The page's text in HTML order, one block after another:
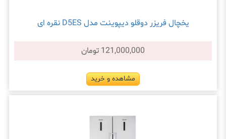
یخچال فریزر دوقلو دیپوینت مدل D5ES نقره ای
121,000,000 تومان
مشاهده و خرید